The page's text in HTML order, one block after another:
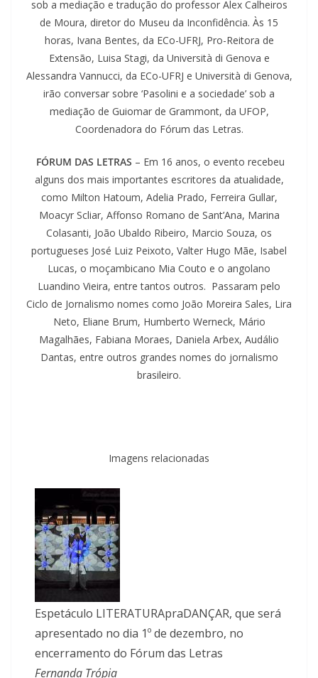
sob a mediação e tradução do professor Alex Calheiros
de Moura, diretor do Museu da Inconfidência. Às 15
horas, Ivana Bentes, da ECo-UFRJ, Pro-Reitora de
Extensão, Luisa Stagi, da Università di Genova e
Alessandra Vannucci, da ECo-UFRJ e Università di Genova,
irão conversar sobre ‘Pasolini e a sociedade’ sob a
mediação de Guiomar de Grammont, da UFOP,
Coordenadora do Fórum das Letras.
FÓRUM DAS LETRAS – Em 16 anos, o evento recebeu
alguns dos mais importantes escritores da atualidade,
como Milton Hatoum, Adelia Prado, Ferreira Gullar,
Moacyr Scliar, Affonso Romano de Sant’Ana, Marina
Colasanti, João Ubaldo Ribeiro, Marcio Souza, os
portugueses José Luiz Peixoto, Valter Hugo Mãe, Isabel
Lucas, o moçambicano Mia Couto e o angolano
Luandino Vieira, entre tantos outros. Passaram pelo
Ciclo de Jornalismo nomes como João Moreira Sales, Lira
Neto, Eliane Brum, Humberto Werneck, Mário
Magalhães, Fabiana Moraes, Daniela Arbex, Audálio
Dantas, entre outros grandes nomes do jornalismo
brasileiro.
Imagens relacionadas
Espetáculo LITERATURApraDANÇAR, que será
apresentado no dia 1º de dezembro, no
encerramento do Fórum das Letras
Fernanda Trópia